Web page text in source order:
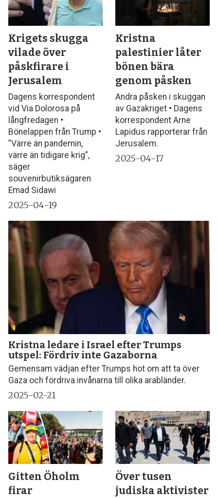
Krigets skugga
vilade över
påskfirare i
Jerusalem
Dagens korrespondent
vid Via Dolorosa på
långfredagen •
Bönelappen från Trump •
”Värre än pandemin,
värre än tidigare krig”,
säger
souvenirbutiksägaren
Emad Sidawi
2025-04-19
Kristna
palestinier låter
bönen bära
genom påsken
Andra påsken i skuggan
av Gazakriget • Dagens
korrespondent Arne
Lapidus rapporterar från
Jerusalem.
2025-04-17
Kristna ledare i Israel efter Trumps
utspel: Fördriv inte Gazaborna
Gemensam vädjan efter Trumps hot om att ta över
Gaza och fördriva invånarna till olika arabländer.
2025-02-21
Gitten Öholm
firar
Över tusen
judiska aktivister